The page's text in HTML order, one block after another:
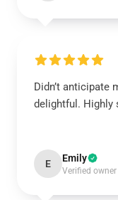
Didn’t anticipate
delightful. Highly
E Emily
Verified owner